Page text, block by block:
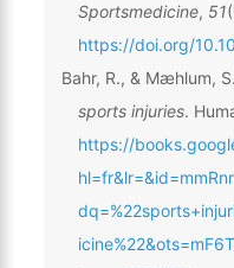
Sportsmedicine, 51
https://doi.org/
Bahr, R., & Mæhlum,
sports injuries.
https://